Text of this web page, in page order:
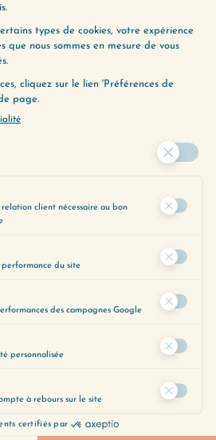
nom et mon e-mail dans le
prochain commentaire.